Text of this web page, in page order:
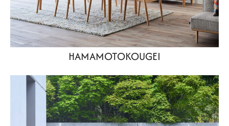
HAMAMOTOKOUGEI